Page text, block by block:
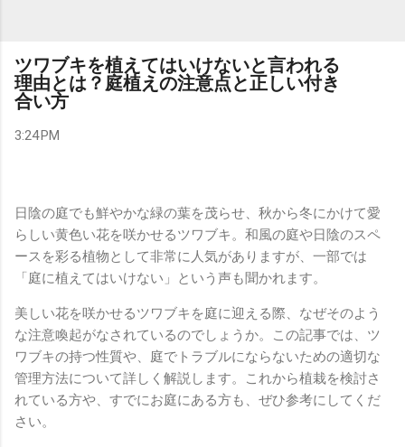
ツワブキを植えてはいけないと言われる
理由とは？庭植えの注意点と正しい付き
合い方
3:24 PM
日陰の庭でも鮮やかな緑の葉を茂らせ、秋から冬にかけて愛
らしい黄色い花を咲かせるツワブキ。和風の庭や日陰のスペ
ースを彩る植物として非常に人気がありますが、一部では
「庭に植えてはいけない」という声も聞かれます。
美しい花を咲かせるツワブキを庭に迎える際、なぜそのよう
な注意喚起がなされているのでしょうか。この記事では、ツ
ワブキの持つ性質や、庭でトラブルにならないための適切な
管理方法について詳しく解説します。これから植栽を検討さ
れている方や、すでにお庭にある方も、ぜひ参考にしてくだ
さい。